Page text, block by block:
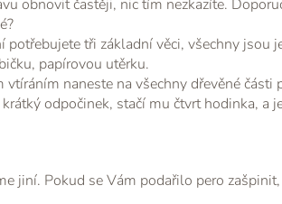
obnovit častěji, nic tím nezkazíte.
tři základní věci, všechny jsou
papírovou utěrku.
naneste na všechny dřevěné
odpočinek, stačí mu čtvrt hodinka,
jiní. Pokud se Vám podařilo pero